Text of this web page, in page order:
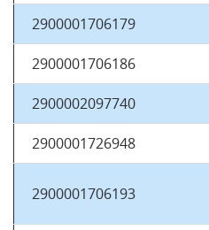
2900001706179
2900001706186
2900002097740
2900001726948
2900001706193